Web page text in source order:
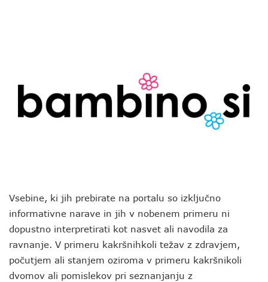
Vsebine, ki jih prebirate na portalu so izključno
informativne narave in jih v nobenem primeru ni
dopustno interpretirati kot nasvet ali navodila za
ravnanje. V primeru kakršnihkoli težav z zdravjem,
počutjem ali stanjem oziroma v primeru kakršnikoli
dvomov ali pomislekov pri seznanjanju z